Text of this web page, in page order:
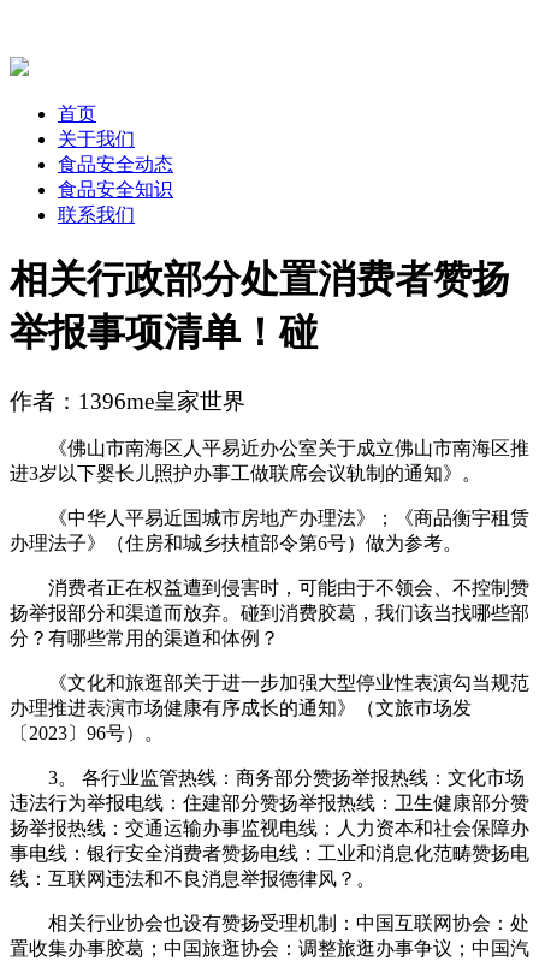
首页
关于我们
食品安全动态
食品安全知识
联系我们
相关行政部分处置消费者赞扬
举报事项清单！碰
作者：1396me皇家世界
《佛山市南海区人平易近办公室关于成立佛山市南海区推
进3岁以下婴长儿照护办事工做联席会议轨制的通知》。
《中华人平易近国城市房地产办理法》；《商品衡宇租赁
办理法子》（住房和城乡扶植部令第6号）做为参考。
消费者正在权益遭到侵害时，可能由于不领会、不控制赞
扬举报部分和渠道而放弃。碰到消费胶葛，我们该当找哪些部
分？有哪些常用的渠道和体例？
《文化和旅逛部关于进一步加强大型停业性表演勾当规范
办理推进表演市场健康有序成长的通知》（文旅市场发
〔2023〕96号）。
3。 各行业监管热线：商务部分赞扬举报热线：文化市场
违法行为举报电线：住建部分赞扬举报热线：卫生健康部分赞
扬举报热线：交通运输办事监视电线：人力资本和社会保障办
事电线：银行安全消费者赞扬电线：工业和消息化范畴赞扬电
线：互联网违法和不良消息举报德律风？。
相关行业协会也设有赞扬受理机制：中国互联网协会：处
置收集办事胶葛；中国旅逛协会：调整旅逛办事争议；中国汽